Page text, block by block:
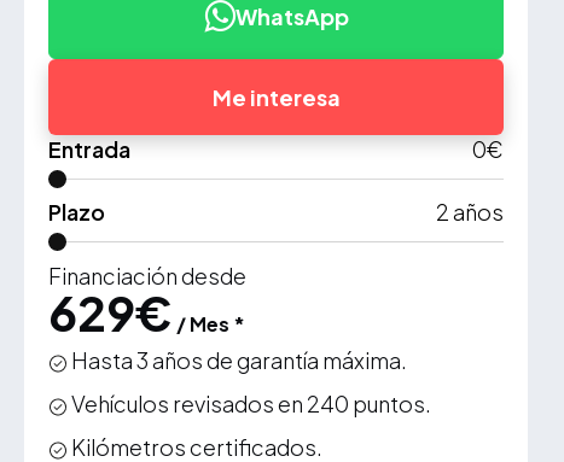
WhatsApp
Me interesa
Entrada
0€
Plazo 2 años
Financiación desde
629€ / Mes *
Hasta 3 años de garantía máxima.
Vehículos revisados en 240 puntos.
Kilómetros certificados.